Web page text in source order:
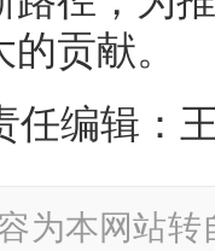
贡献。
任编辑：
为本网站